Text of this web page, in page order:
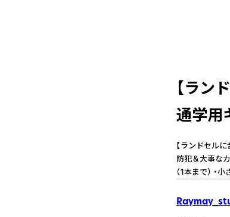
【ラン
通学用
【ランドセル
防犯＆大事な
（1本まで） ・